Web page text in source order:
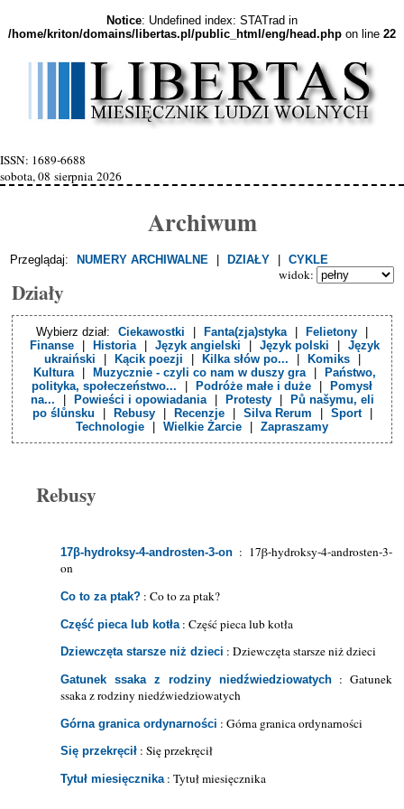
Notice: Undefined index: STATrad in
/home/kriton/domains/libertas.pl/public_html/eng/head.php on line 22
ISSN: 1689-6688
sobota, 08 sierpnia 2026
Archiwum
Przeglądaj: NUMERY ARCHIWALNE | DZIAŁY | CYKLE
widok:
Działy
Wybierz dział: Ciekawostki Fanta(zja)styka Felietony
Finanse
Historia Język angielski Język polski
Język
ukraiński
Kącik poezji Kilka słów po... Komiks
Kultura
Muzycznie - czyli co nam w duszy gra
Państwo,
polityka, społeczeństwo...
Podróże małe i duże
Pomysł
na...
Powieści i opowiadania Protesty
Pů našymu, eli
po ślůnsku
Rebusy Recenzje Silva Rerum Sport
Technologie
Wielkie Żarcie Zapraszamy
Rebusy
17β-hydroksy-4-androsten-3-on: 17β-hydroksy-4-androsten-3-
on
Co to za ptak?: Co to za ptak?
Część pieca lub kotła: Część pieca lub kotła
Dziewczęta starsze niż dzieci : Dziewczęta starsze niż dzieci
Gatunek ssaka z rodziny niedźwiedziowatych: Gatunek
ssaka z rodziny niedźwiedziowatych
Górna granica ordynarności : Górna granica ordynarności
Się przekręcił: Się przekręcił
Tytuł miesięcznika: Tytuł miesięcznika